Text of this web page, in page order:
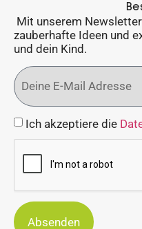
Mit unserem
zauberhafte Ideen und
und dein Kind.
Ich akzeptiere die
Absenden